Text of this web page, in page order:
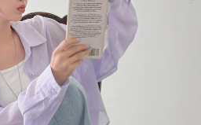
익스클루시브
아우터
티셔츠